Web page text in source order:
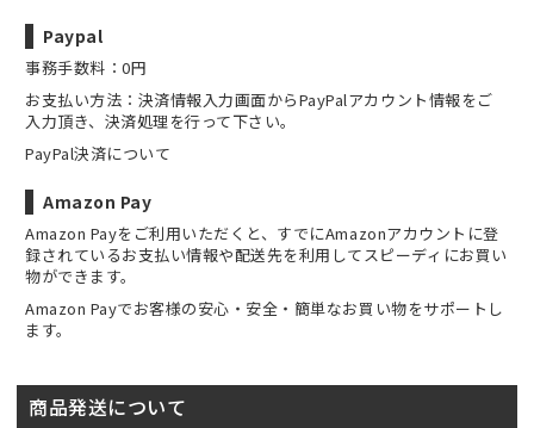
Paypal
事務手数料：0円
お支払い方法：決済情報入力画面からPayPalアカウント情報をご
入力頂き、決済処理を行って下さい。
PayPal決済について
Amazon Pay
Amazon Payをご利用いただくと、すでにAmazonアカウントに登
録されているお支払い情報や配送先を利用してスピーディにお買い
物ができます。
Amazon Payでお客様の安心・安全・簡単なお買い物をサポートし
ます。
商品発送について